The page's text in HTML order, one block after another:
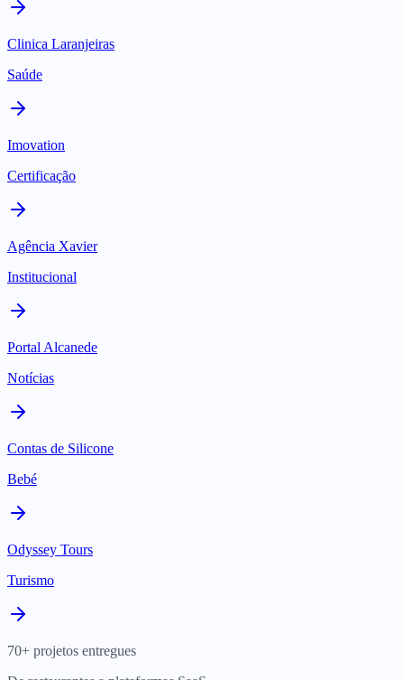
Clinica Laranjeiras
Saúde
Imovation
Certificação
Agência Xavier
Institucional
Portal Alcanede
Notícias
Contas de Silicone
Bebé
Odyssey Tours
Turismo
70+ projetos entregues